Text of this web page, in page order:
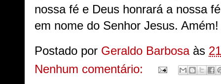
nossa fé e Deus honrará a nossa
em nome do Senhor Jesus.
Postado por Geraldo Barbosa às
Nenhum comentário: